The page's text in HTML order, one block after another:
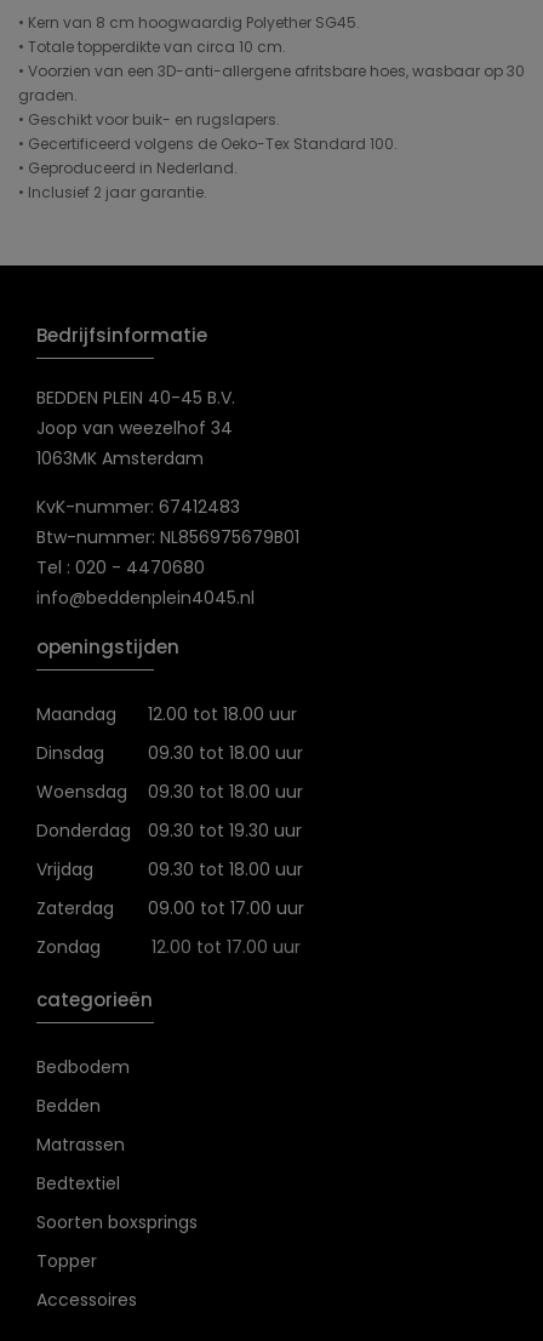
• Kern van 8 cm hoogwaardig Polyether SG45.
• Totale topperdikte van circa 10 cm.
• Voorzien van een 3D-anti-allergene afritsbare hoes, wasbaar op 30
graden.
• Geschikt voor buik- en rugslapers.
• Gecertificeerd volgens de Oeko-Tex Standard 100.
• Geproduceerd in Nederland.
• Inclusief 2 jaar garantie.
Bedrijfsinformatie
BEDDEN PLEIN 40-45 B.V.
Joop van weezelhof 34
1063MK Amsterdam
KvK-nummer: 67412483
Btw-nummer: NL856975679B01
Tel : 020 - 4470680
info@beddenplein4045.nl
openingstijden
Maandag
12.00 tot 18.00 uur
Dinsdag
09.30 tot 18.00 uur
Woensdag
09.30 tot 18.00 uur
Donderdag
09.30 tot 19.30 uur
Vrijdag
09.30 tot 18.00 uur
Zaterdag
09.00 tot 17.00 uur
Zondag
12.00 tot 17.00 uur
categorieën
Bedbodem
Bedden
Matrassen
Bedtextiel
Soorten boxsprings
Topper
Accessoires